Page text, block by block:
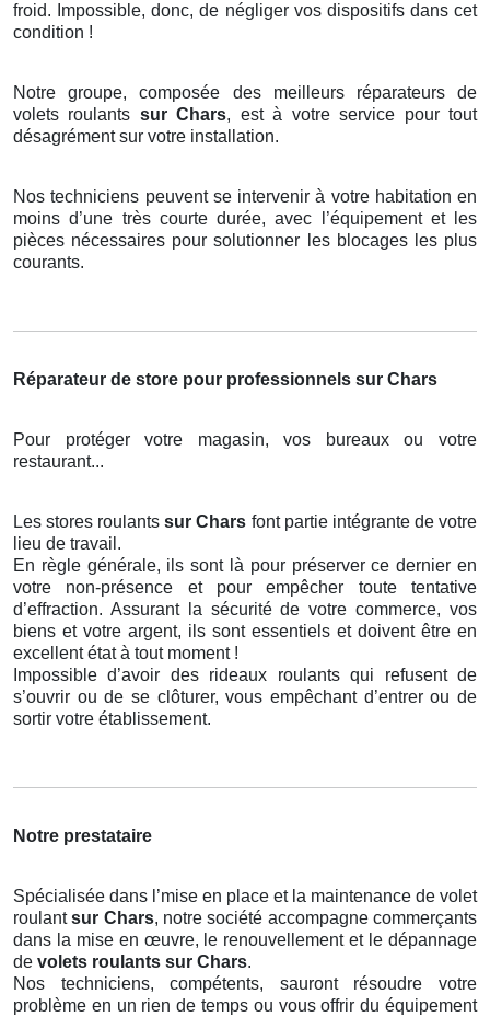
froid. Impossible, donc, de négliger vos dispositifs dans cet
condition !
Notre groupe, composée des meilleurs réparateurs de
volets roulants sur Chars, est à votre service pour tout
désagrément sur votre installation.
Nos techniciens peuvent se intervenir à votre habitation en
moins d’une très courte durée, avec l’équipement et les
pièces nécessaires pour solutionner les blocages les plus
courants.
Réparateur de store pour professionnels sur Chars
Pour protéger votre magasin, vos bureaux ou votre
restaurant...
Les stores roulantssur Chars font partie intégrante de votre
lieu de travail.
En règle générale, ils sont là pour préserver ce dernier en
votre non-présence et pour empêcher toute tentative
d’effraction. Assurant la sécurité de votre commerce, vos
biens et votre argent, ils sont essentiels et doivent être en
excellent état à tout moment !
Impossible d’avoir des rideaux roulants qui refusent de
s’ouvrir ou de se clôturer, vous empêchant d’entrer ou de
sortir votre établissement.
Notre prestataire
Spécialisée dans l’mise en place et la maintenance de volet
roulantsur Chars, notre société accompagne commerçants
dans la mise en œuvre, le renouvellement et le dépannage
de volets roulants sur Chars.
Nos techniciens, compétents, sauront résoudre votre
problème en un rien de temps ou vous offrir du équipement